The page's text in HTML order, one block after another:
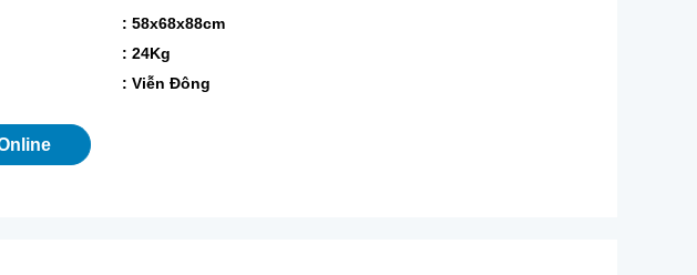
: 58x68x88cm
: 24Kg
: Viễn Đông